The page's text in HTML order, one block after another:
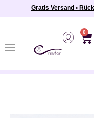
Gratis Versand •
0